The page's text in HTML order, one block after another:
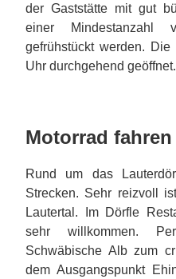
der Gaststätte mit gut
einer
gefrühstückt werden.
Uhr durchgehend geöffnet.
Motorrad
Rund um das
Strecken. Sehr reizvoll
Lautertal. Im Dörfle
sehr willkommen.
Schwäbische Alb zum
dem Ausgangspunkt